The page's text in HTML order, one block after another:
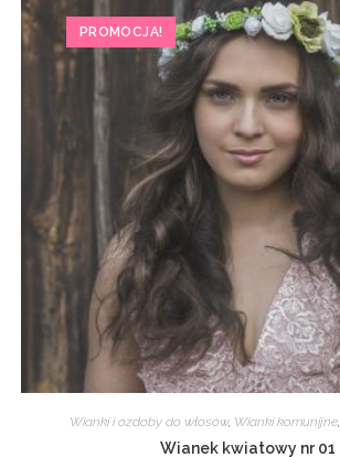
PROMOCJA!
Wianki i ozdoby do włosów, Wianki komunijne,
Wianek kwiatowy nr 01